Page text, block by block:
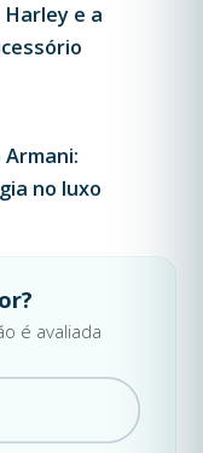
e a
no luxo
é avaliada